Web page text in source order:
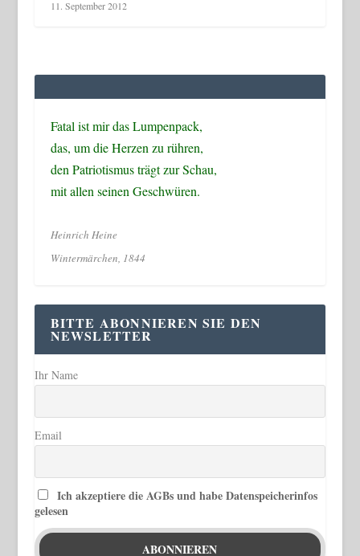
11. September 2012
Fatal ist mir das Lumpenpack,
das, um die Herzen zu rühren,
den Patriotismus trägt zur Schau,
mit allen seinen Geschwüren.
Heinrich Heine
Wintermärchen, 1844
BITTE ABONNIEREN SIE DEN
NEWSLETTER
Ihr Name
Email
Ich akzeptiere die AGBs und habe Datenspeicherinfos
gelesen